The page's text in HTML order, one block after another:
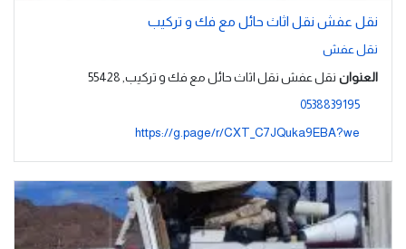
نقل عفش نقل اثاث حائل مع فك و تركيب
نقل عفش
العنوان نقل عفش نقل اثاث حائل مع فك و تركيب, 55428
0538839195
https://g.page/r/CXT_C7JQuka9EBA?we